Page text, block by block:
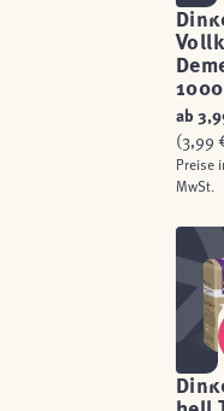
ab
(3,99
Preise
MwSt.